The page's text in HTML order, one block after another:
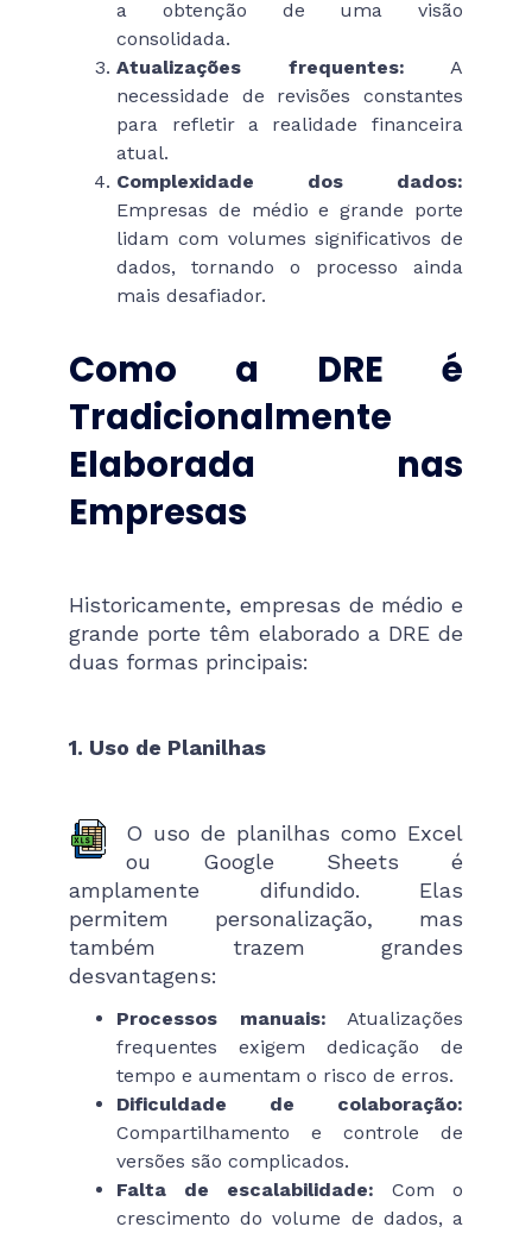
a obtenção de uma visão
consolidada.
Atualizações frequentes: A
necessidade de revisões constantes
para refletir a realidade financeira
atual.
Complexidade dos dados:
Empresas de médio e grande porte
lidam com volumes significativos de
dados, tornando o processo ainda
mais desafiador.
Como a DRE é
Tradicionalmente
Elaborada nas
Empresas
Historicamente, empresas de médio e
grande porte têm elaborado a DRE de
duas formas principais:
1. Uso de Planilhas
O uso de planilhas como Excel
ou Google Sheets é
amplamente difundido. Elas
permitem personalização, mas
também trazem grandes
desvantagens:
Processos manuais: Atualizações
frequentes exigem dedicação de
tempo e aumentam o risco de erros.
Dificuldade de colaboração:
Compartilhamento e controle de
versões são complicados.
Falta de escalabilidade: Com o
crescimento do volume de dados, a